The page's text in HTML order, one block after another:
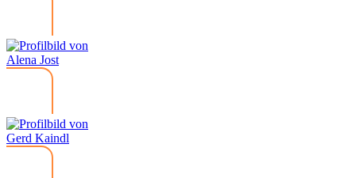
Alena Jost
Gerd Kaindl